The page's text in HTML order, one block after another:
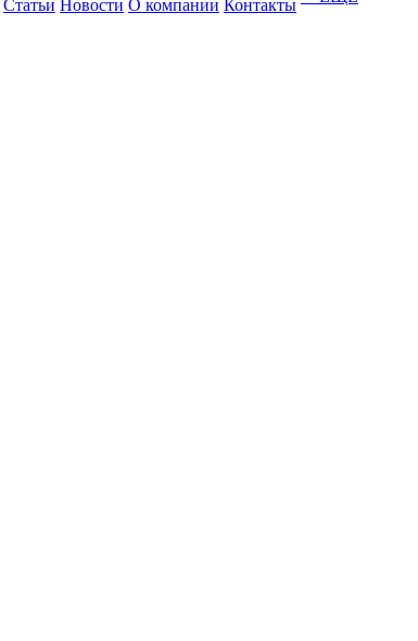
Статьи Новости О компании Контакты